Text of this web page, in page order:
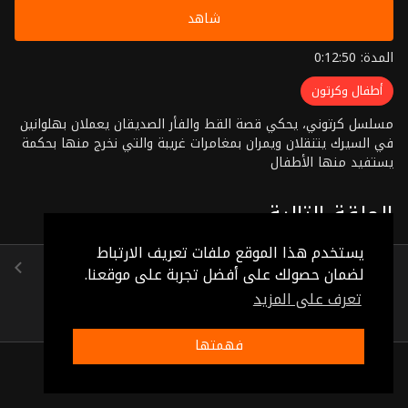
يستخدم هذا الموقع ملفات تعريف الارتباط
لضمان حصولك على أفضل تجربة على موقعنا.
تعرف على المزيد
فهمتها
شاهد
المدة: 0:12:50
أطفال وكرتون
مسلسل كرتوني، يحكي قصة القط والفأر الصديقان يعملان بهلوانين
في السيرك يتنقلان ويمران بمغامرات غريبة والتي نخرج منها بحكمة
يستفيد منها الأطفال
الحلقة التالية
الحلقة 29
(0:11:50)